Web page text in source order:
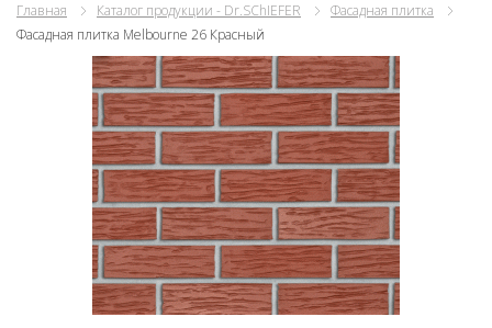
Главная Каталог продукции - Dr.SChIEFER
Фасадная плитка
Фасадная плитка Melbourne 26 Красный